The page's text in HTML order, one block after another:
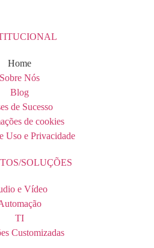
Home
Sobre Nós
Blog
de Sucesso
de cookies
Uso e Privacidade
SOLUÇÕES
e Vídeo
TI
Customizadas